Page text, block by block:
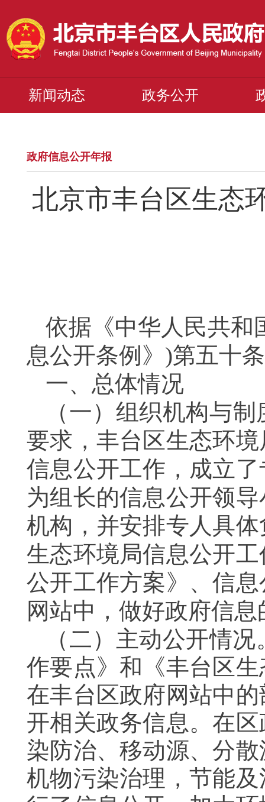
新闻动态 政务公开
政府信息公开年报
北京市丰台区生态
依据《中华人民共和
息公开条例》)第五十
一、 总体情况
（一） 组织机构与制
要求，丰台区生态环境
信息公开工作，成立
为组长的信息公开领
机构，并安排专人具
生态环境局信息公开
公开工作方案》、信息
网站中， 做好政府信息
（二）主动公开情况
作要点》和《丰台区
在丰台区政府网站中
开相关政务信息。在
染防治、移动源、分
机物污染治理，节能